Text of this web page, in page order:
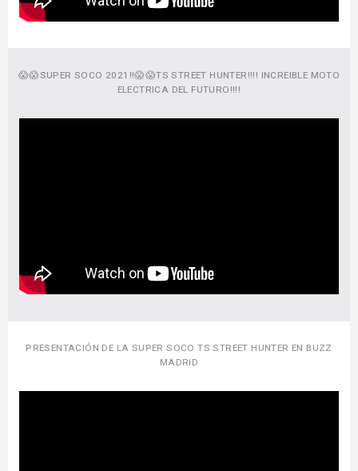
😱😱SUPER SOCO 2021!!😱😱TS STREET HUNTER!!!! INCREIBLE MOTO
ELECTRICA DEL FUTURO!!!!
PRESENTACIÓN DE LA SUPER SOCO TS STREET HUNTER EN BUZZ
MADRID